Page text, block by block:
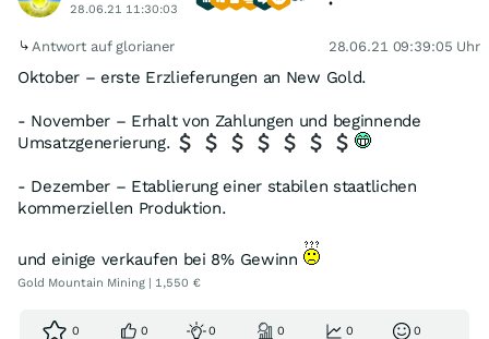
28.06.21 11:30:03
Antwort auf glorianer 28.06.21 09:39:05 Uhr
Oktober – erste Erzlieferungen an New Gold.
- November – Erhalt von Zahlungen und beginnende
Umsatzgenerierung.
- Dezember – Etablierung einer stabilen staatlichen
kommerziellen Produktion.
und einige verkaufen bei 8% Gewinn
Gold Mountain Mining | 1,550 €
0 0 0 0 0 0